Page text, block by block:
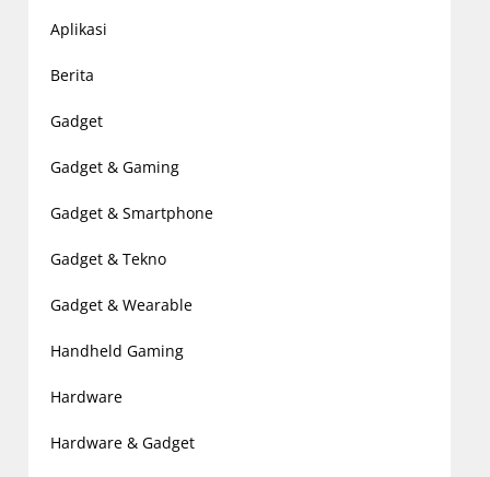
Aplikasi
Berita
Gadget
Gadget & Gaming
Gadget & Smartphone
Gadget & Tekno
Gadget & Wearable
Handheld Gaming
Hardware
Hardware & Gadget